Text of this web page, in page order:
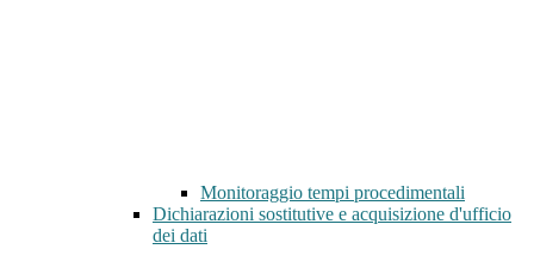
Monitoraggio tempi procedimentali
Dichiarazioni sostitutive e acquisizione d'ufficio
dei dati